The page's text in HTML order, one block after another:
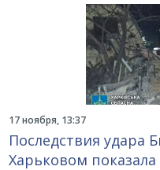
17 ноября, 13:37
Последствия удара
Харьковом